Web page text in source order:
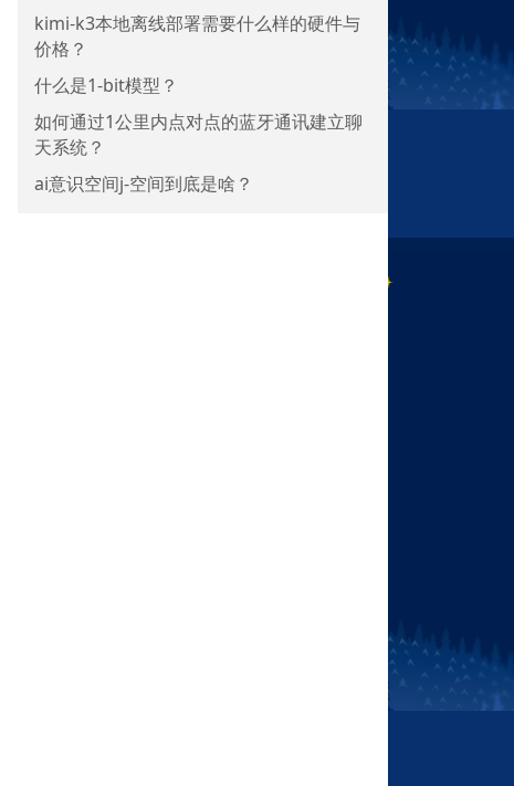
kimi-k3本地离线部署需要什么样的硬件与
价格？
什么是1-bit模型？
如何通过1公里内点对点的蓝牙通讯建立聊
天系统？
ai意识空间j-空间到底是啥？